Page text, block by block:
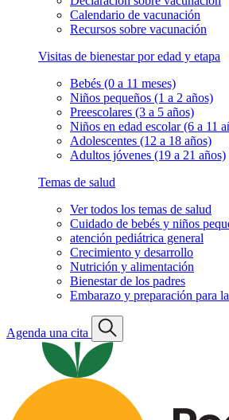
Calendario de vacunación
Recursos sobre vacunación
Visitas de bienestar por edad y etapa
Bebés (0 a 11 meses)
Niños pequeños (1 a 2 años)
Preescolares (3 a 5 años)
Niños en edad escolar (6 a 11
Adolescentes (12 a 18 años)
Adultos jóvenes (19 a 21 años)
Temas de salud
Ver todos los temas de salud
Cuidado de bebés y niños
atención pediátrica general
Crecimiento y desarrollo
Nutrición y alimentación
Bienestar de los padres
Embarazo y preparación para
Agenda una cita